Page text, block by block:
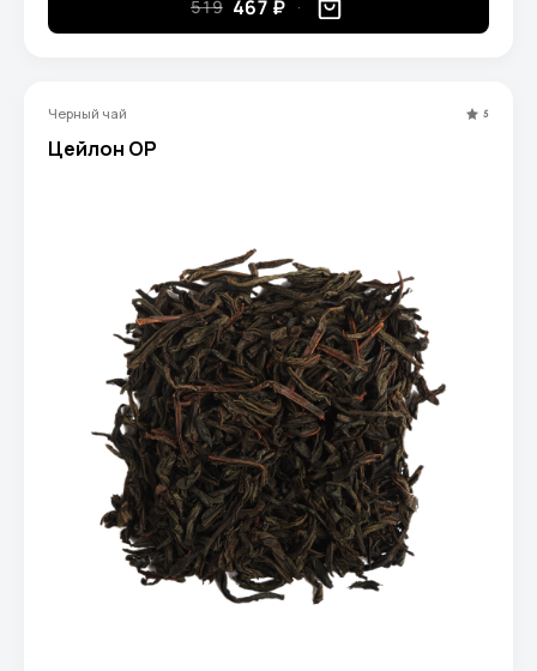
519 467 ₽
Черный чай 5
Цейлон ОР